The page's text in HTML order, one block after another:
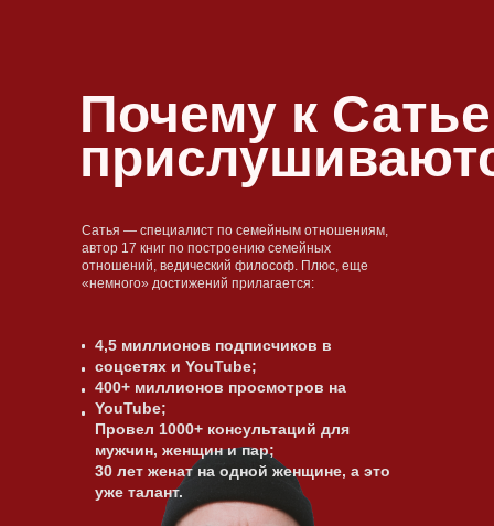
Сатья — специалист по семейным отношениям,
автор 17 книг по построению семейных
отношений, ведический философ. Плюс, еще
«немного» достижений прилагается:
Почему к Сатье
4,5 миллионов подписчиков в
соцсетях и YouTube;
400+ миллионов просмотров на
YouTube;
Провел 1000+ консультаций для
мужчин, женщин и пар;
30 лет женат на одной женщине, а это
уже талант.